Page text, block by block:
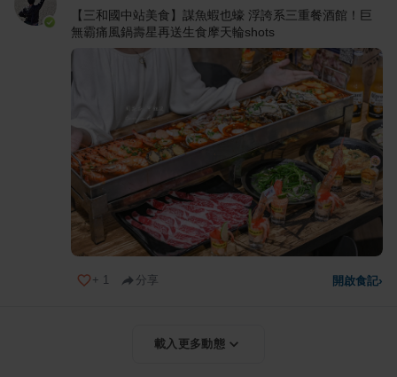
【三和國中站美食】謀魚蝦也蠔 浮誇系三重餐酒館！巨
無霸痛風鍋壽星再送生食摩天輪shots
+ 1 分享 開啟食記›
載入更多動態